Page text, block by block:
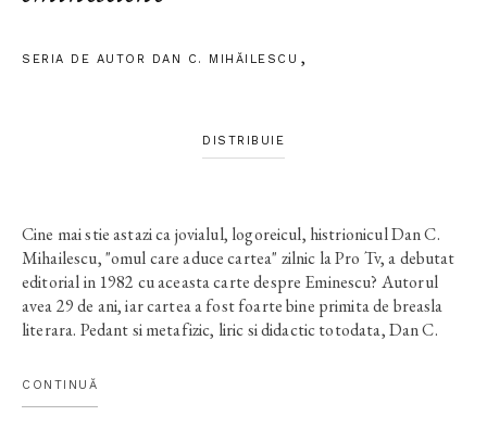
SERIA DE AUTOR DAN C. MIHĂILESCU
DISTRIBUIE
Cine mai stie astazi ca jovialul, logoreicul, histrionicul Dan C.
Mihailescu, "omul care aduce cartea" zilnic la Pro Tv, a debutat
editorial in 1982 cu aceasta carte despre Eminescu? Autorul
avea 29 de ani, iar cartea a fost foarte bine primita de breasla
literara. Pedant si metafizic, liric si didactic totodata, Dan C.
Pierre Richard, foarte departe de stilul familiar, colorat si
imprevizibil de astazi. Eseul sau cutreiera elementele "poeticii
CONTINUĂ